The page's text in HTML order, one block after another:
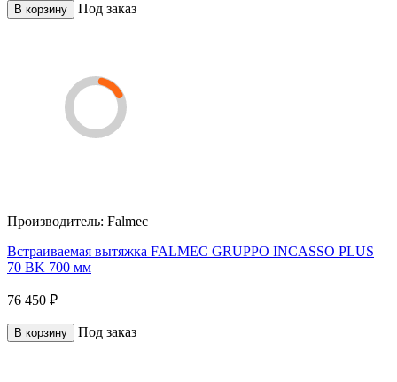
В корзину Под заказ
Производитель: Falmec
Встраиваемая вытяжка FALMEC GRUPPO INCASSO PLUS
70 BK 700 мм
76 450 ₽
В корзину Под заказ